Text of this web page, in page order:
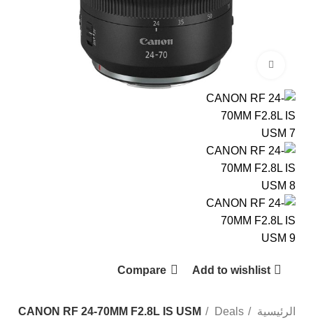
Click to enlarge
Add to wishlist
Compare
الرئيسية Deals
CANON RF 24-70MM F2.8L IS USM